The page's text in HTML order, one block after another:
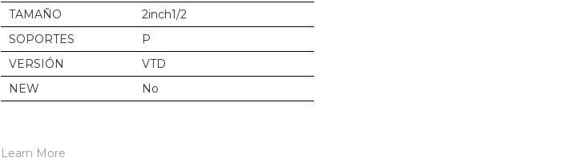
TAMAÑO
2inch1/2
SOPORTES
P
VERSIÓN
VTD
NEW
No
Learn More